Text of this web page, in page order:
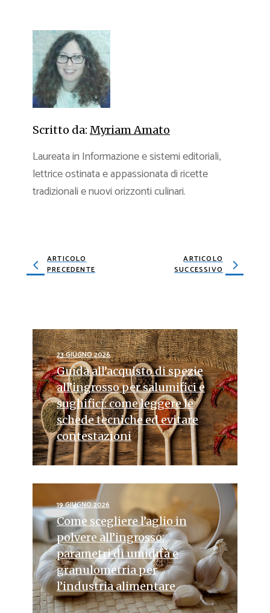
Scritto da: Myriam Amato
Laureata in Informazione e sistemi editoriali,
lettrice ostinata e appassionata di ricette
tradizionali e nuovi orizzonti culinari.
ARTICOLO
PRECEDENTE
ARTICOLO
SUCCESSIVO
23 GIUGNO 2026
Guida all’acquisto di spezie
all’ingrosso per salumifici e
sughifici: come leggere le
schede tecniche ed evitare
contestazioni
19 GIUGNO 2026
Come scegliere l’aglio in
polvere all’ingrosso:
parametri di umidità e
granulometria per
l’industria alimentare